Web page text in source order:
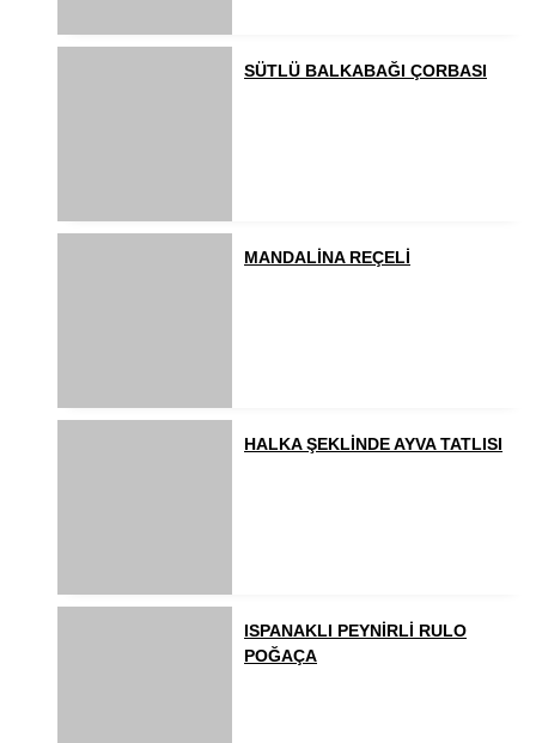
SÜTLÜ BALKABAĞI ÇORBASI
MANDALİNA REÇELİ
HALKA ŞEKLİNDE AYVA TATLISI
ISPANAKLI PEYNİRLİ RULO
POĞAÇA